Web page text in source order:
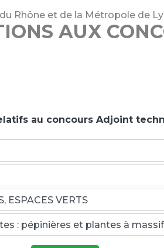
Rhône et de la Métropole de
AUX
au concours Adjoint